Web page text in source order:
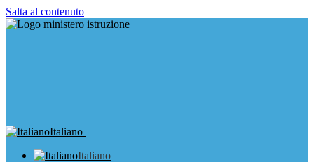
Salta al contenuto
Italiano
Italiano